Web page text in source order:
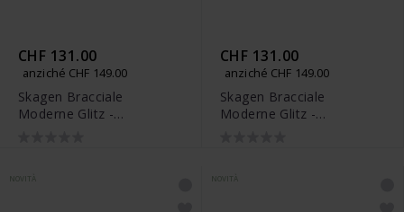
CHF 131.00
anziché CHF 149.00
Skagen Bracciale
Moderne Glitz -
CHF 131.00
anziché CHF 149.00
Skagen Bracciale
Moderne Glitz -
NOVITÀ NOVITÀ